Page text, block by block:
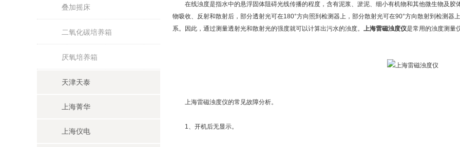
叠加摇床
二氧化碳培养箱
厌氧培养箱
天津天泰
上海菁华
上海仪电
在线浊度是指水中的悬浮固体阻碍光线传播的程度，含有泥浆、淤泥、细小有机物和其他微生物及胶
物吸收、反射和散射后，部分透射光可在180°方向照到检测器上，部分散射光可在90°方向散射到检测
系。因此，通过测量透射光和散射光的强度就可以计算出污水的浊度。 上海雷磁浊度仪是常用的浊度测量
上海雷磁浊度仪的常见故障分析。
1、开机后无显示。